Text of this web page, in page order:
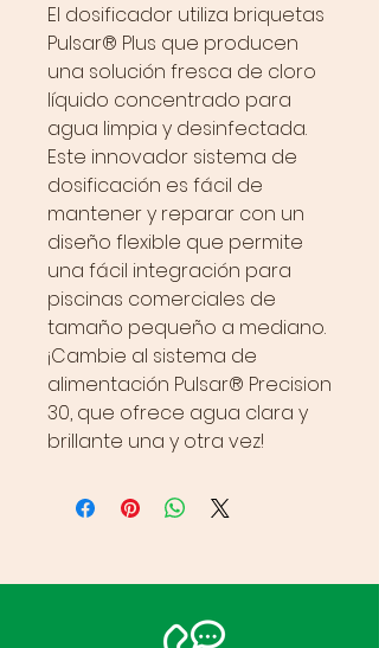
El dosificador utiliza briquetas
Pulsar® Plus que producen
una solución fresca de cloro
líquido concentrado para
agua limpia y desinfectada.
Este innovador sistema de
dosificación es fácil de
mantener y reparar con un
diseño flexible que permite
una fácil integración para
piscinas comerciales de
tamaño pequeño a mediano.
¡Cambie al sistema de
alimentación Pulsar® Precision
30, que ofrece agua clara y
brillante una y otra vez!